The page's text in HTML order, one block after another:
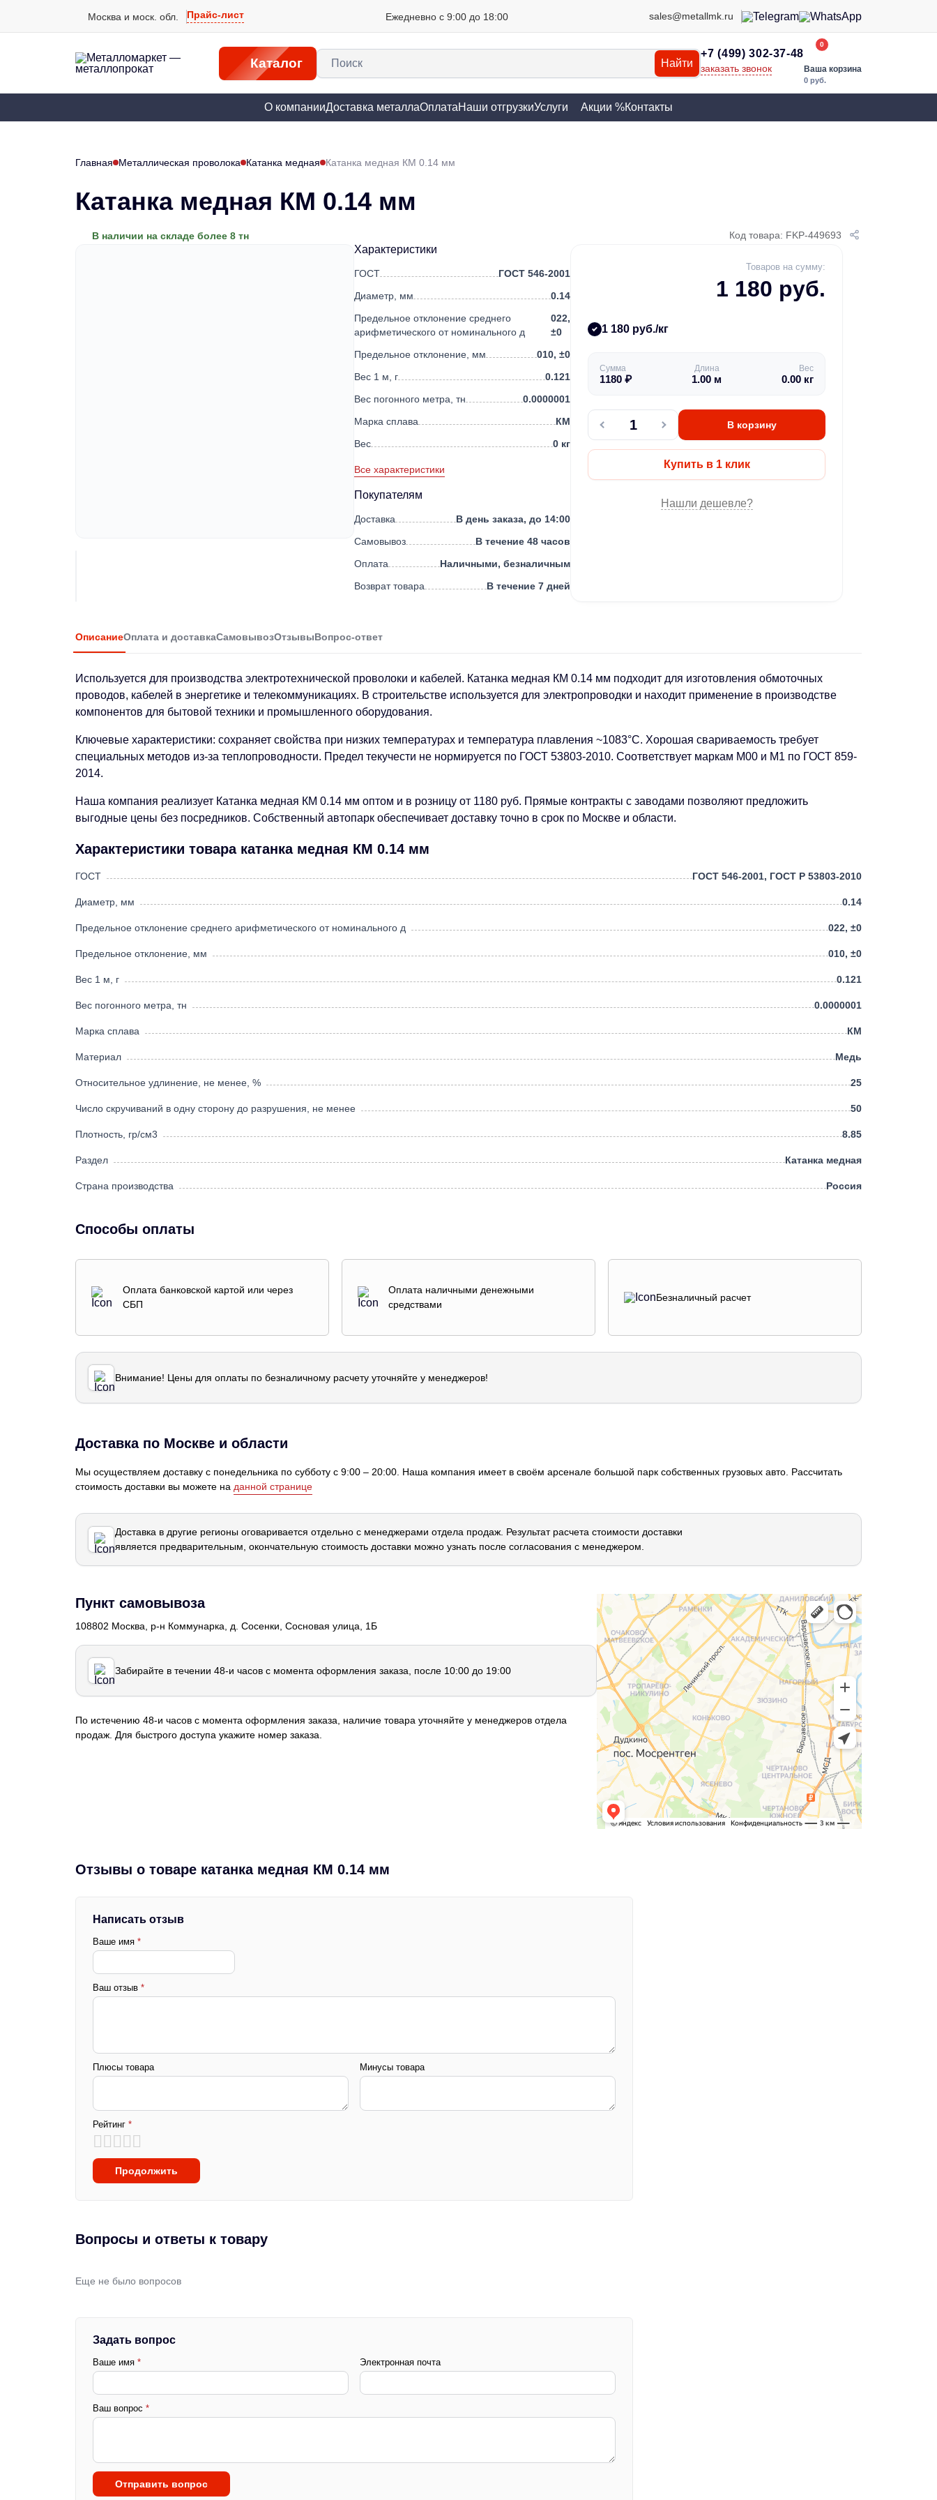
Москва и моск. обл. Прайс-лист Ежедневно с 9:00 до 18:00 sales@metallmk.ru
Каталог Найти
+7 (499) 302-37-48
заказать звонок
0
Ваша корзина
0 руб.
О компанииДоставка металлаОплатаНаши отгрузкиУслуги Акции %Контакты
Главная Металлическая проволока Катанка медная Катанка медная КМ 0.14 мм
Катанка медная КМ 0.14 мм
В наличии на складе более 8 тн Код товара: FKP-449693
Характеристики
ГОСТ
ГОСТ 546-2001
Диаметр, мм
0.14
Предельное отклонение среднего
арифметического от номинального д
022,
±0
Предельное отклонение, мм
010, ±0
Вес 1 м, г
0.121
Вес погонного метра, тн
0.0000001
Марка сплава
КМ
Вес
0 кг
Все характеристики
Покупателям
Доставка
В день заказа, до 14:00
Самовывоз
В течение 48 часов
Оплата
Наличными, безналичным
Возврат товара
В течение 7 дней
Товаров на сумму:
1 180 руб.
1 180 руб./кг
Сумма
1180 ₽
Длина
1.00 м
Вес
0.00 кг
В корзину
Купить в 1 клик
Нашли дешевле?
ОписаниеОплата и доставкаСамовывозОтзывыВопрос-ответ
Используется для производства электротехнической проволоки и кабелей. Катанка медная КМ 0.14 мм подходит для изготовления обмоточных
проводов, кабелей в энергетике и телекоммуникациях. В строительстве используется для электропроводки и находит применение в производстве
компонентов для бытовой техники и промышленного оборудования.
Ключевые характеристики: сохраняет свойства при низких температурах и температура плавления ~1083°C. Хорошая свариваемость требует
специальных методов из-за теплопроводности. Предел текучести не нормируется по ГОСТ 53803-2010. Соответствует маркам М00 и М1 по ГОСТ 859-
2014.
Наша компания реализует Катанка медная КМ 0.14 мм оптом и в розницу от 1180 руб. Прямые контракты с заводами позволяют предложить
выгодные цены без посредников. Собственный автопарк обеспечивает доставку точно в срок по Москве и области.
Характеристики товара катанка медная КМ 0.14 мм
ГОСТ ГОСТ 546-2001, ГОСТ Р 53803-2010
Диаметр, мм 0.14
Предельное отклонение среднего арифметического от номинального д 022, ±0
Предельное отклонение, мм 010, ±0
Вес 1 м, г 0.121
Вес погонного метра, тн 0.0000001
Марка сплава КМ
Материал Медь
Относительное удлинение, не менее, % 25
Число скручиваний в одну сторону до разрушения, не менее 50
Плотность, гр/см3 8.85
Раздел Катанка медная
Страна производства Россия
Способы оплаты
Оплата банковской картой или через
СБП
Оплата наличными денежными
средствами
Безналичный расчет
Внимание! Цены для оплаты по безналичному расчету уточняйте у менеджеров!
Доставка по Москве и области
Мы осуществляем доставку с понедельника по субботу с 9:00 – 20:00. Наша компания имеет в своём арсенале большой парк собственных грузовых авто. Рассчитать
стоимость доставки вы можете на данной странице
Доставка в другие регионы оговаривается отдельно с менеджерами отдела продаж. Результат расчета стоимости доставки
является предварительным, окончательную стоимость доставки можно узнать после согласования с менеджером.
Пункт самовывоза
108802 Москва, р-н Коммунарка, д. Сосенки, Сосновая улица, 1Б
Забирайте в течении 48-и часов с момента оформления заказа, после 10:00 до 19:00
По истечению 48-и часов с момента оформления заказа, наличие товара уточняйте у менеджеров отдела
продаж. Для быстрого доступа укажите номер заказа.
Отзывы о товаре катанка медная КМ 0.14 мм
Написать отзыв
Ваше имя *
Ваш отзыв *
Плюсы товара Минусы товара
Рейтинг *
Продолжить
Вопросы и ответы к товару
Еще не было вопросов
Задать вопрос
Ваше имя * Электронная почта
Ваш вопрос *
Отправить вопрос